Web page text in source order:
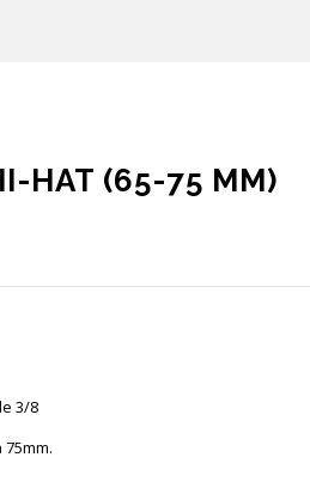
HAT (65-75 MM)
3/8